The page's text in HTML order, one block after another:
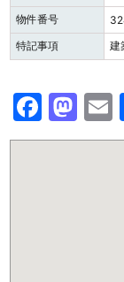
物件番号
特記事項
建
F
a
M
a